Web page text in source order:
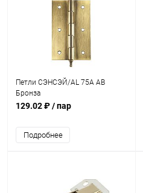
Петли СЭНСЭЙ/AL 75A AB
Бронза
129.02 ₽/ пар
Подробнее